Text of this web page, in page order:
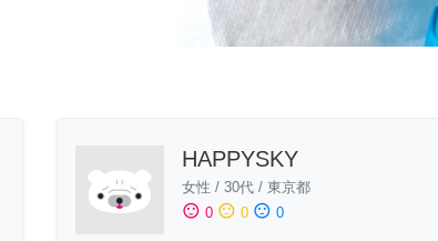
HAPPYSKY
女性 / 30代/ 東京都
sentiment_satisfied 0 sentiment_neutral 0 sentiment_dissatisfied 0